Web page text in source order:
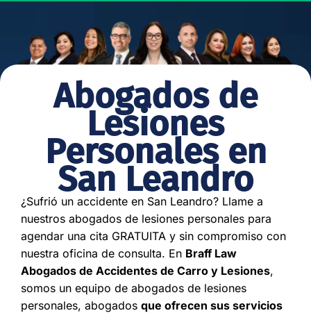
Abogados de
Lesiones
Personales en
San Leandro
¿Sufrió un accidente en San Leandro? Llame a
nuestros abogados de lesiones personales para
agendar una cita GRATUITA y sin compromiso con
nuestra oficina de consulta. En Braff Law
Abogados de Accidentes de Carro y Lesiones,
somos un equipo de abogados de lesiones
personales, abogados que ofrecen sus servicios